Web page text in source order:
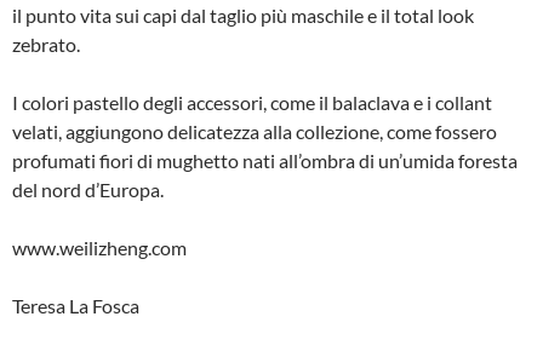
il punto vita sui capi dal taglio più maschile e il total look
zebrato.
I colori pastello degli accessori, come il balaclava e i collant
velati, aggiungono delicatezza alla collezione, come fossero
profumati fiori di mughetto nati all’ombra di un’umida foresta
del nord d’Europa.
www.weilizheng.com
Teresa La Fosca